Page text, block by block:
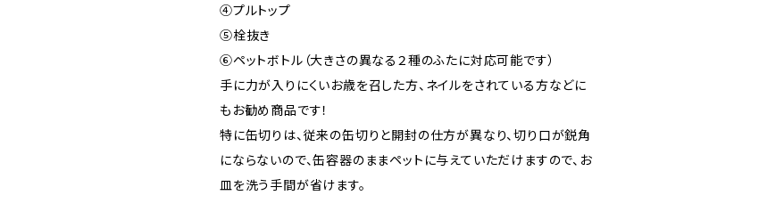
④プルトップ
⑤栓抜き
⑥ペットボトル（大きさの異なる２種のふたに対応可能です）
手に力が入りにくいお歳を召した方、ネイルをされている方などに
もお勧め商品です！
特に缶切りは、従来の缶切りと開封の仕方が異なり、切り口が鋭角
にならないので、缶容器のままペットに与えていただけますので、お
皿を洗う手間が省けます。